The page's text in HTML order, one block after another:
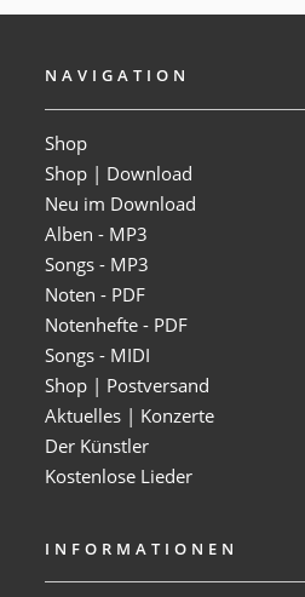
NAVIGATION
Shop
Shop | Download
Neu im Download
Alben - MP3
Songs - MP3
Noten - PDF
Notenhefte - PDF
Songs - MIDI
Shop | Postversand
Aktuelles | Konzerte
Der Künstler
Kostenlose Lieder
INFORMATIONEN